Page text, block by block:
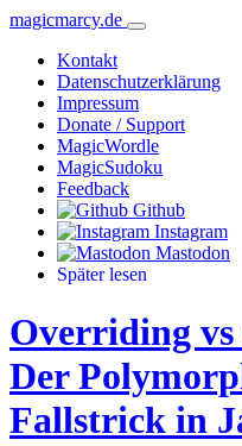
magicmarcy.de
Kontakt
Datenschutzerklärung
Impressum
Donate / Support
MagicWordle
MagicSudoku
Feedback
Github
Instagram
Mastodon
Später lesen
Overriding
Der
Fallstrick in